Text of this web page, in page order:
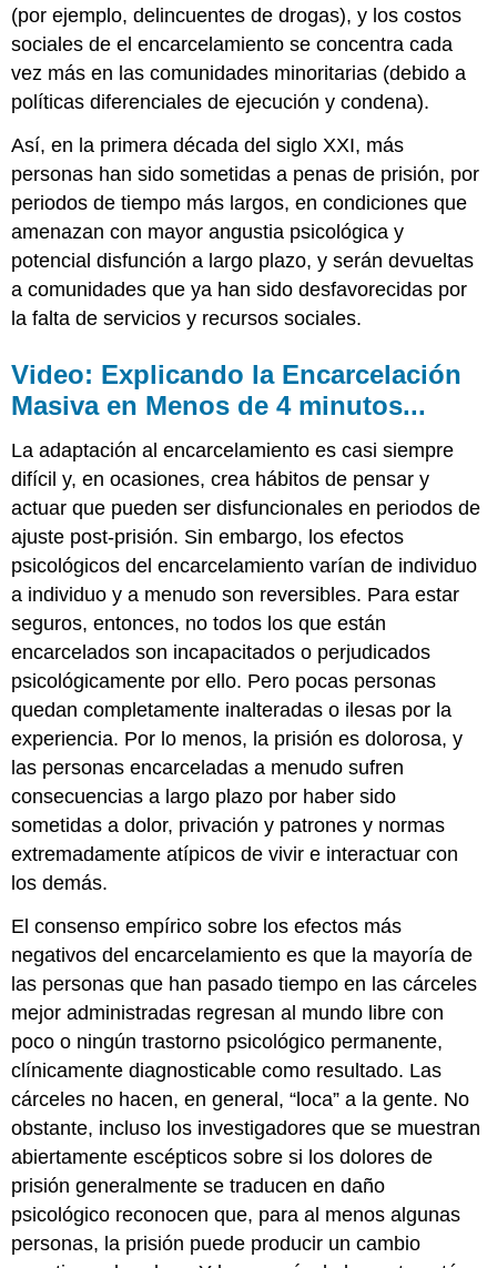
(por ejemplo, delincuentes de drogas), y los costos
sociales de el encarcelamiento se concentra cada
vez más en las comunidades minoritarias (debido a
políticas diferenciales de ejecución y condena).
Así, en la primera década del siglo XXI, más
personas han sido sometidas a penas de prisión, por
periodos de tiempo más largos, en condiciones que
amenazan con mayor angustia psicológica y
potencial disfunción a largo plazo, y serán devueltas
a comunidades que ya han sido desfavorecidas por
la falta de servicios y recursos sociales.
Video: Explicando la Encarcelación
Masiva en Menos de 4 minutos...
La adaptación al encarcelamiento es casi siempre
difícil y, en ocasiones, crea hábitos de pensar y
actuar que pueden ser disfuncionales en periodos de
ajuste post-prisión. Sin embargo, los efectos
psicológicos del encarcelamiento varían de individuo
a individuo y a menudo son reversibles. Para estar
seguros, entonces, no todos los que están
encarcelados son incapacitados o perjudicados
psicológicamente por ello. Pero pocas personas
quedan completamente inalteradas o ilesas por la
experiencia. Por lo menos, la prisión es dolorosa, y
las personas encarceladas a menudo sufren
consecuencias a largo plazo por haber sido
sometidas a dolor, privación y patrones y normas
extremadamente atípicos de vivir e interactuar con
los demás.
El consenso empírico sobre los efectos más
negativos del encarcelamiento es que la mayoría de
las personas que han pasado tiempo en las cárceles
mejor administradas regresan al mundo libre con
poco o ningún trastorno psicológico permanente,
clínicamente diagnosticable como resultado. Las
cárceles no hacen, en general, “loca” a la gente. No
obstante, incluso los investigadores que se muestran
abiertamente escépticos sobre si los dolores de
prisión generalmente se traducen en daño
psicológico reconocen que, para al menos algunas
personas, la prisión puede producir un cambio